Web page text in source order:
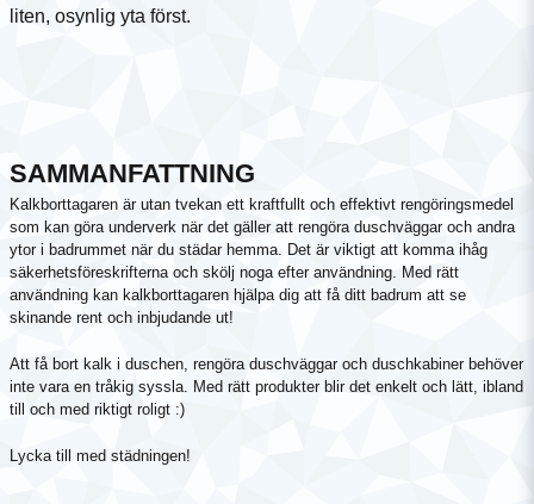
liten, osynlig yta först.
SAMMANFATTNING
Kalkborttagaren är utan tvekan ett kraftfullt och effektivt rengöringsmedel
som kan göra underverk när det gäller att rengöra duschväggar och andra
ytor i badrummet när du städar hemma. Det är viktigt att komma ihåg
säkerhetsföreskrifterna och skölj noga efter användning. Med rätt
användning kan kalkborttagaren hjälpa dig att få ditt badrum att se
skinande rent och inbjudande ut!
Att få bort kalk i duschen, rengöra duschväggar och duschkabiner behöver
inte vara en tråkig syssla. Med rätt produkter blir det enkelt och lätt, ibland
till och med riktigt roligt :)
Lycka till med städningen!